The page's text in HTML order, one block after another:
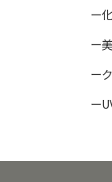
ー
ー
ー
ー